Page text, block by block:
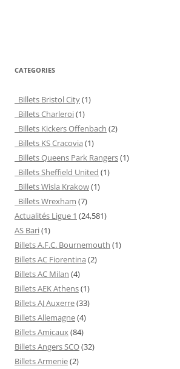
CATEGORIES
Billets Bristol City(1)
Billets Charleroi(1)
Billets Kickers Offenbach (2)
Billets KS Cracovia (1)
Billets Queens Park Rangers(1)
Billets Sheffield United (1)
Billets Wisla Krakow(1)
Billets Wrexham (7)
Actualités Ligue 1 (24,581)
AS Bari(1)
Billets A.F.C. Bournemouth (1)
Billets AC Fiorentina (2)
Billets AC Milan (4)
Billets AEK Athens(1)
Billets AJ Auxerre(33)
Billets Allemagne(4)
Billets Amicaux(84)
Billets Angers SCO(32)
Billets Armenie(2)